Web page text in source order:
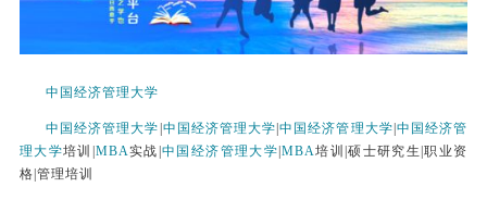
中国经济管理大学
中国经济管理大学 |中国经济管理大学|中国经济管理大学|中国经济管
理大学培训|MBA实战|中国经济管理大学|MBA培训|硕士研究生|职业资
格|管理培训